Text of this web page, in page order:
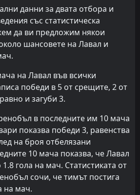
2
1
0
1
W
1
1
данни за двата отбора и
със статистическа
да ви предложим някои
шансовете на Лавал и
на Лавал във всички
победи в 5 от срещите, 2 от
и загуби 3.
в последните им 10 мача
показва победи 3, равенства
на броя отбелязани
10 мача показва, че Лавал
гола на мач. Статистиката от
сочи, че тимът постига
на мач.